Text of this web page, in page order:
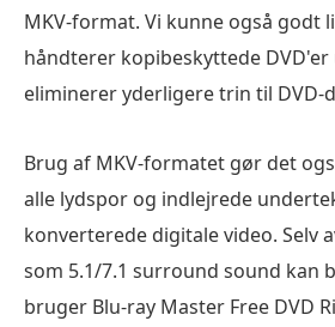
MKV-format. Vi kunne også godt
håndterer kopibeskyttede
eliminerer yderligere trin til DVD-
Brug af MKV-formatet gør det
alle lydspor og indlejrede
konverterede digitale video. Selv
som 5.1/7.1 surround sound kan
bruger Blu-ray Master Free DVD